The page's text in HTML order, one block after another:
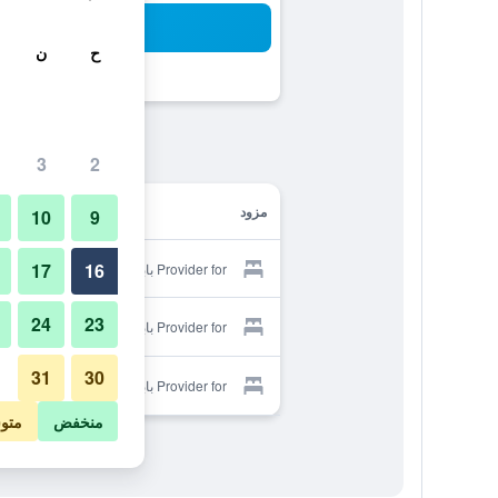
مزود
Provider for باباهان كونا كلاري
Provider for باباهان كونا كلاري
Provider for باباهان كونا كلاري
ح ن
2
3
9
10
16
17
23
24
30
31
منخفض